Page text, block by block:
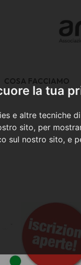
la tua
e altre tecniche
sito, per
sul nostro sito, e
COSA FACCIAMO